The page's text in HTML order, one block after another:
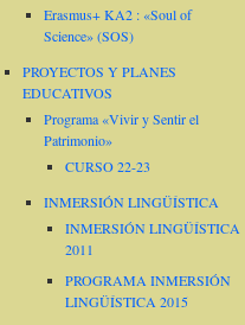
Erasmus+ KA2 : «Soul of
Science» (SOS)
PROYECTOS Y PLANES
EDUCATIVOS
Programa «Vivir y Sentir el
Patrimonio»
CURSO 22-23
INMERSIÓN LINGÜÍSTICA
INMERSIÓN LINGÜÍSTICA
2011
PROGRAMA INMERSIÓN
LINGÜÍSTICA 2015